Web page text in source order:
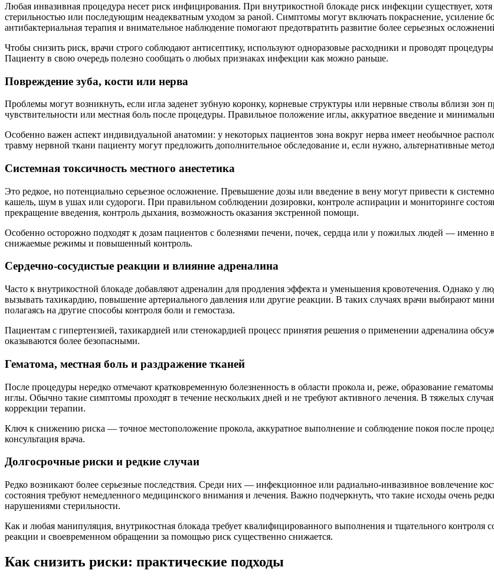
Любая инвазивная процедура несет риск инфицирования. При внутрикостной блокаде риск инфекции существует,
стерильностью или последующим неадекватным уходом за раной. Симптомы могут включать покраснение, усиление
антибактериальная терапия и внимательное наблюдение помогают предотвратить развитие более серьезных
Чтобы снизить риск, врачи строго соблюдают антисептику, используют одноразовые расходники и проводят
Пациенту в свою очередь полезно сообщать о любых признаках инфекции как можно раньше.
Повреждение зуба, кости или нерва
Проблемы могут возникнуть, если игла заденет зубную коронку, корневые структуры или нервные стволы вблизи
чувствительности или местная боль после процедуры. Правильное положение иглы, аккуратное введение и
Особенно важен аспект индивидуальной анатомии: у некоторых пациентов зона вокруг нерва имеет необычное
травму нервной ткани пациенту могут предложить дополнительное обследование и, если нужно, альтернативные
Системная токсичность местного анестетика
Это редкое, но потенциально серьезное осложнение. Превышение дозы или введение в вену могут привести к
кашель, шум в ушах или судороги. При правильном соблюдении дозировки, контроле аспирации и мониторинге
прекращение введения, контроль дыхания, возможность оказания экстренной помощи.
Особенно осторожно подходят к дозам пациентов с болезнями печени, почек, сердца или у пожилых людей — именно
снижаемые режимы и повышенный контроль.
Сердечно-сосудистые реакции и влияние адреналина
Часто к внутрикостной блокаде добавляют адреналин для продления эффекта и уменьшения кровотечения. Однако у
вызывать тахикардию, повышение артериального давления или другие реакции. В таких случаях врачи выбирают
полагаясь на другие способы контроля боли и гемостаза.
Пациентам с гипертензией, тахикардией или стенокардией процесс принятия решения о применении адреналина
оказываются более безопасными.
Гематома, местная боль и раздражение тканей
После процедуры нередко отмечают кратковременную болезненность в области прокола и, реже, образование
иглы. Обычно такие симптомы проходят в течение нескольких дней и не требуют активного лечения. В тяжелых
коррекции терапии.
Ключ к снижению риска — точное местоположение прокола, аккуратное выполнение и соблюдение покоя после
консультация врача.
Долгосрочные риски и редкие случаи
Редко возникают более серьезные последствия. Среди них — инфекционное или радиально-инвазивное вовлечение
состояния требуют немедленного медицинского внимания и лечения. Важно подчеркнуть, что такие исходы очень
нарушениями стерильности.
Как и любая манипуляция, внутрикостная блокада требует квалифицированного выполнения и тщательного
реакции и своевременном обращении за помощью риск существенно снижается.
Как снизить риски: практические подходы